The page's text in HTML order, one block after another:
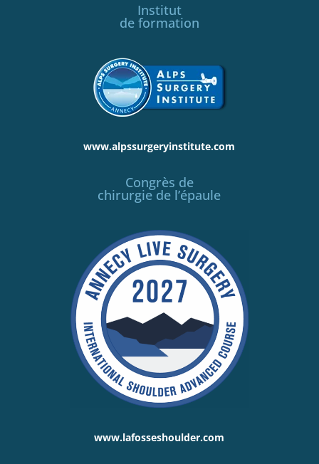
Institut
de formation
www.alpssurgeryinstitute.com
Congrès de
chirurgie de l’épaule
www.lafosseshoulder.com